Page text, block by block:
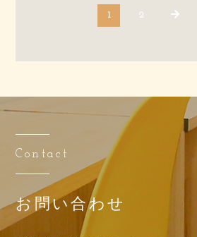
1 2
Contact
お問い合わせ